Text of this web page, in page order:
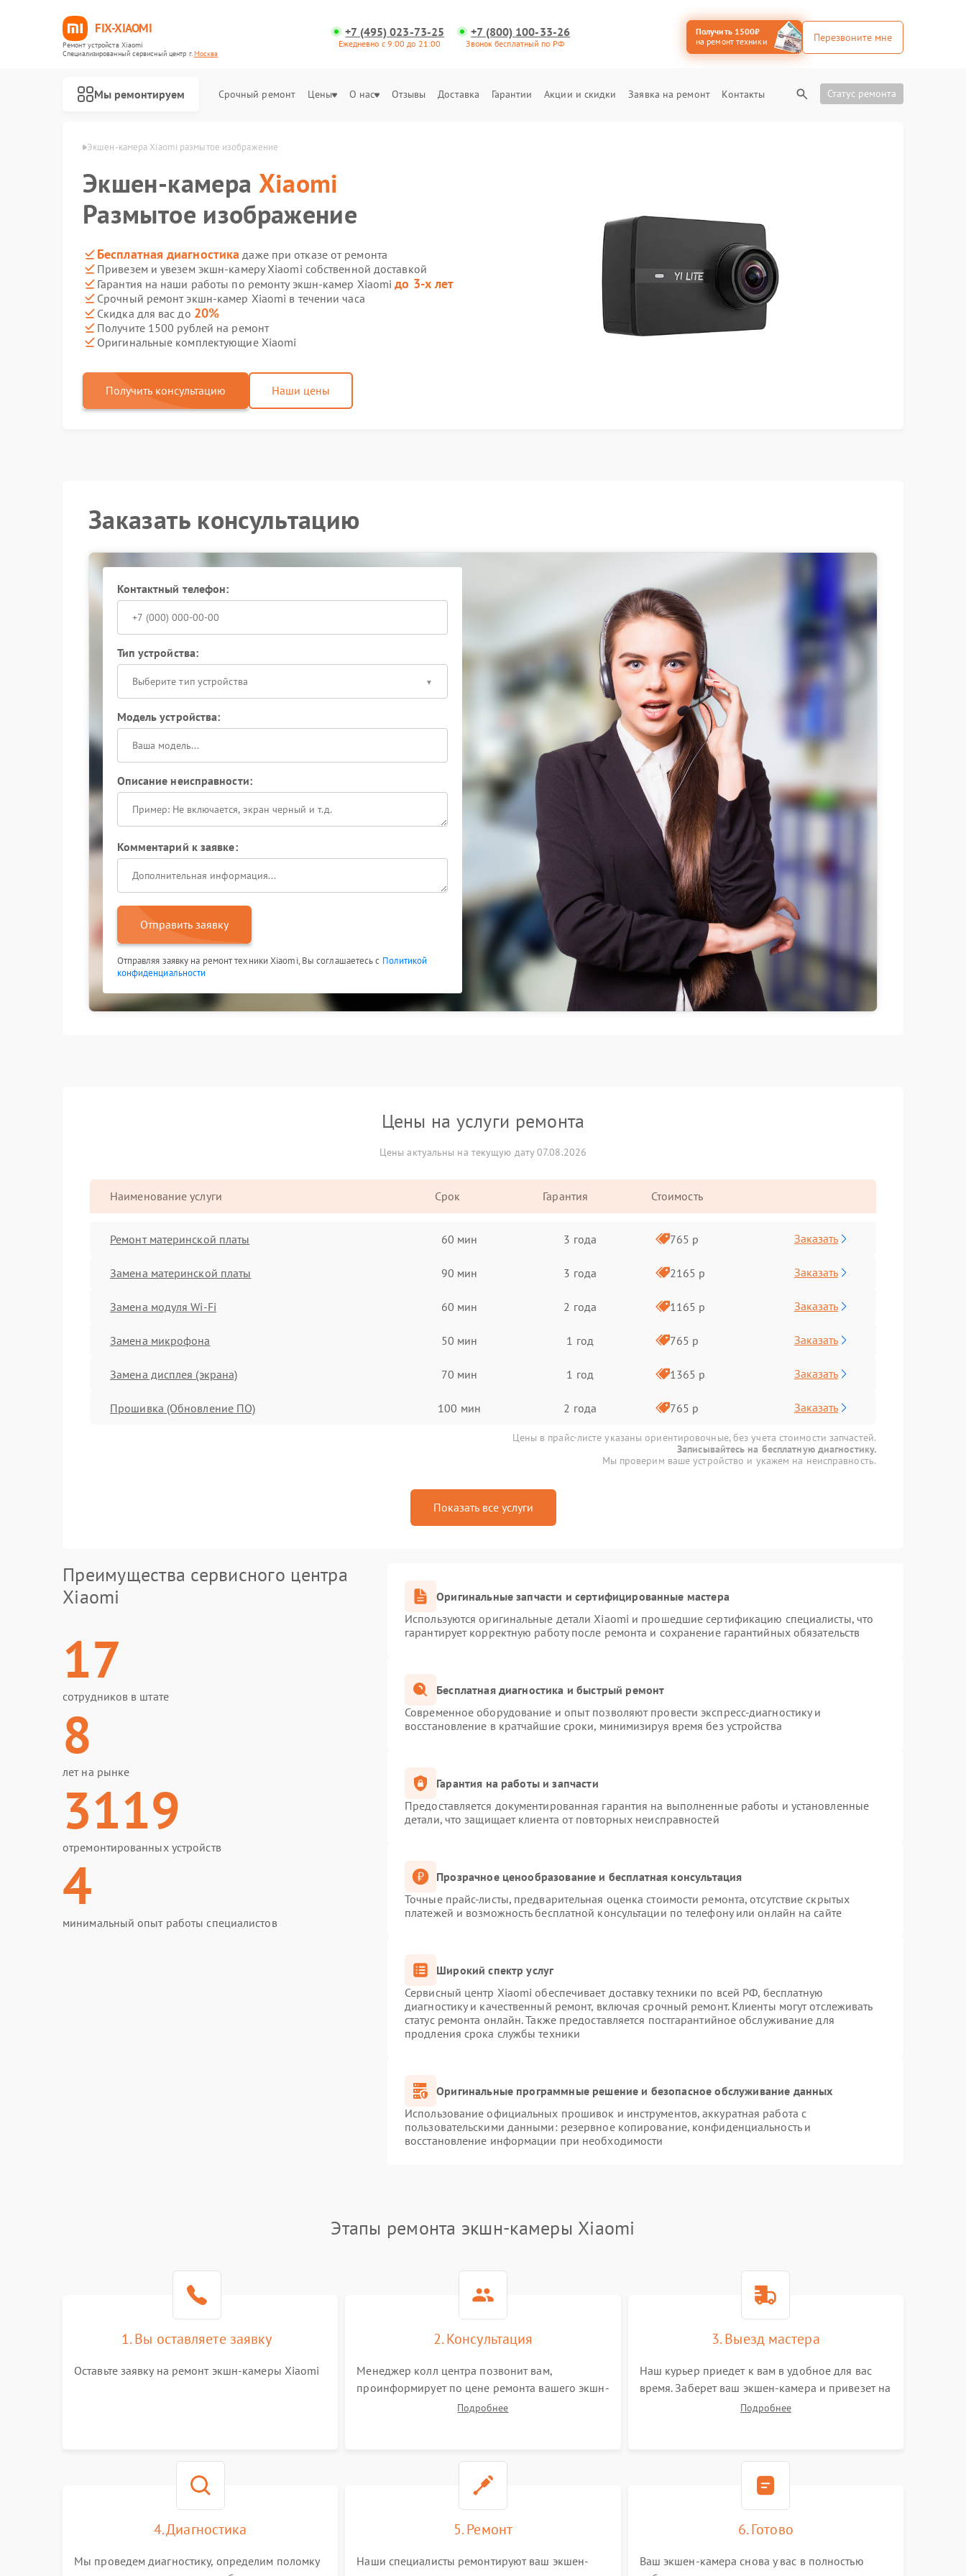
FIX-XIAOMI
Ремонт устройств Xiaomi
Специализированный cервисный центр г.Москва
+7 (495) 023-73-25
Ежедневно с 9:00 до 21:00
+7 (800) 100-33-26
Звонок бесплатный по РФ
Получить 1500₽
на ремонт техники
Перезвоните мне
Мы ремонтируем Срочный ремонт Цены О нас Отзывы Доставка Гарантии Акции и скидки Заявка на ремонт Контакты Статус ремонта
Xiaomi в Москве Экшен-камера Xiaomi размытое изображение
Экшен-камера Xiaomi
Размытое изображение
Бесплатная диагностика даже при отказе от ремонта
Привезем и увезем экшн-камеру Xiaomi собственной доставкой
Гарантия на наши работы по ремонту экшн-камер Xiaomiдо 3-х лет
Срочный ремонт экшн-камер Xiaomi в течении часа
Скидка для вас до 20%
Получите 1500 рублей на ремонт
Оригинальные комплектующие Xiaomi
Получить консультацию Наши цены
Заказать консультацию
Контактный телефон:
Тип устройства:
Выберите тип устройства
Модель устройства:
Описание неисправности:
Комментарий к заявке:
Отправить заявку
Отправляя заявку на ремонт техники Xiaomi, Вы соглашаетесь с Политикой
конфиденциальности
Цены на услуги ремонта
Цены актуальны на текущую дату 07.08.2026
Наименование услуги Срок Гарантия Стоимость
Ремонт материнской платы 60 мин 3 года 765 р Заказать
Замена материнской платы 90 мин 3 года 2165 р Заказать
Замена модуля Wi-Fi 60 мин 2 года 1165 р Заказать
Замена микрофона 50 мин 1 год 765 р Заказать
Замена дисплея (экрана) 70 мин 1 год 1365 р Заказать
Прошивка (Обновление ПО) 100 мин 2 года 765 р Заказать
Цены в прайс-листе указаны ориентировочные, без учета стоимости запчастей.
Записывайтесь на бесплатную диагностику.
Мы проверим ваше устройство и укажем на неисправность.
Показать все услуги
Преимущества сервисного центра
Xiaomi
17
сотрудников в штате
8
лет на рынке
3119
отремонтированных устройств
4
минимальный опыт работы специалистов
Оригинальные запчасти и сертифицированные мастера
Используются оригинальные детали Xiaomi и прошедшие сертификацию специалисты, что
гарантирует корректную работу после ремонта и сохранение гарантийных обязательств
Бесплатная диагностика и быстрый ремонт
Современное оборудование и опыт позволяют провести экспресс-диагностику и
восстановление в кратчайшие сроки, минимизируя время без устройства
Гарантия на работы и запчасти
Предоставляется документированная гарантия на выполненные работы и установленные
детали, что защищает клиента от повторных неисправностей
Прозрачное ценообразование и бесплатная консультация
Точные прайс-листы, предварительная оценка стоимости ремонта, отсутствие скрытых
платежей и возможность бесплатной консультации по телефону или онлайн на сайте
Широкий спектр услуг
Сервисный центр Xiaomi обеспечивает доставку техники по всей РФ, бесплатную
диагностику и качественный ремонт, включая срочный ремонт. Клиенты могут отслеживать
статус ремонта онлайн. Также предоставляется постгарантийное обслуживание для
продления срока службы техники
Оригинальные программные решение и безопасное обслуживание данных
Использование официальных прошивок и инструментов, аккуратная работа с
пользовательскими данными: резервное копирование, конфиденциальность и
восстановление информации при необходимости
Этапы ремонта экшн-камеры Xiaomi
1. Вы оставляете заявку
Оставьте заявку на ремонт экшн-камеры Xiaomi
2. Консультация
Менеджер колл центра позвонит вам,
проинформирует по цене ремонта вашего экшн-
камеры а также ответит на все ваши вопросы.
Подробнее
3. Выезд мастера
Наш курьер приедет к вам в удобное для вас
время. Заберет ваш экшен-камера и привезет на
склад для диагностики.Подробнее
4. Диагностика
Мы проведем диагностику, определим поломку
5. Ремонт
Наши специалисты ремонтируют ваш экшен-
6. Готово
Ваш экшен-камера снова у вас в полностью